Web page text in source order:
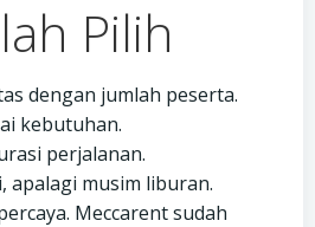
Pilih
dengan jumlah peserta.
kebutuhan.
perjalanan.
apalagi musim liburan.
Meccarent sudah